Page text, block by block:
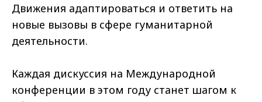
Движения адаптироваться и ответить на
новые вызовы в сфере гуманитарной
деятельности.
Каждая дискуссия на Международной
конференции в этом году станет шагом к